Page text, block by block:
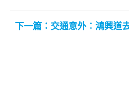
下一篇：交通意外︰鴻興道